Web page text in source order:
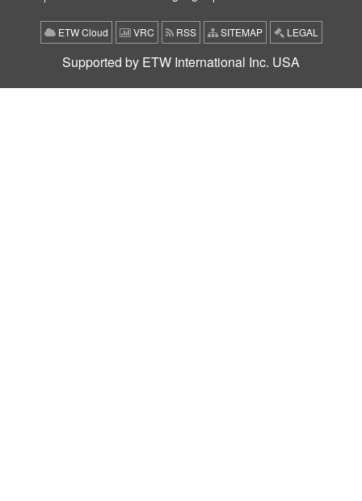
ETW Cloud VRC RSS SITEMAP LEGAL
Supported by ETW International Inc. USA